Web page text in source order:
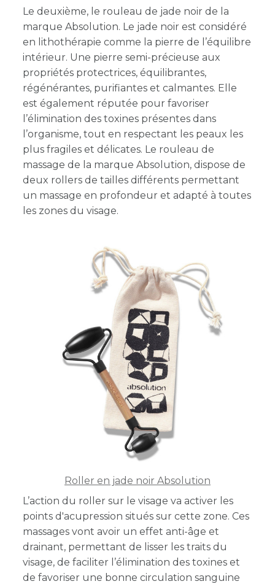
Le deuxième, le rouleau de jade noir de la
marque Absolution. Le jade noir est considéré
en lithothérapie comme la pierre de l’équilibre
intérieur. Une pierre semi-précieuse aux
propriétés protectrices, équilibrantes,
régénérantes, purifiantes et calmantes. Elle
est également réputée pour favoriser
l’élimination des toxines présentes dans
l’organisme, tout en respectant les peaux les
plus fragiles et délicates. Le rouleau de
massage de la marque Absolution, dispose de
deux rollers de tailles différents permettant
un massage en profondeur et adapté à toutes
les zones du visage.
Roller en jade noir Absolution
L’action du roller sur le visage va activer les
points d'acupression situés sur cette zone. Ces
massages vont avoir un effet anti-âge et
drainant, permettant de lisser les traits du
visage, de faciliter l’élimination des toxines et
de favoriser une bonne circulation sanguine